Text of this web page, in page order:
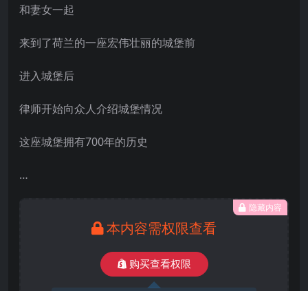
和妻女一起
来到了荷兰的一座宏伟壮丽的城堡前
进入城堡后
律师开始向众人介绍城堡情况
这座城堡拥有700年的历史
…
隐藏内容
本内容需权限查看
购买查看权限